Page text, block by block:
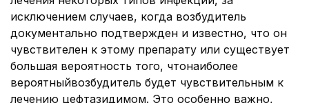
исключением случаев, когда возбудитель
документально подтвержден и известно, что он
чувствителен к этому препарату или существует
большая вероятность того, чтонаиболее
вероятныйвозбудитель будет чувствительным к
лечению цефтазидимом. Это особенно важно,